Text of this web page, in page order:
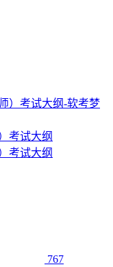
考试大纲
考试大纲
767